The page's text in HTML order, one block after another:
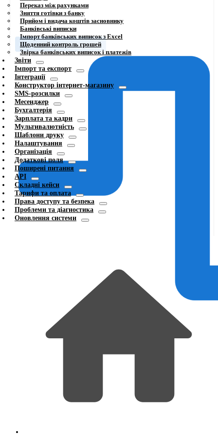
Переказ між рахунками
Зняття готівки з банку
Прийом і видача коштів засновнику
Банківські виписки
Імпорт банківських виписок з Excel
Щоденний контроль грошей
Звірка банківських виписок і платежів
Звіти
Імпорт та експорт
Інтеграції
Конструктор інтернет-магазину
SMS-розсилки
Месенджер
Бухгалтерія
Зарплата та кадри
Мультивалютність
Шаблони друку
Налаштування
Організація
Додаткові поля
Поширені питання
API
Складні кейси
Тарифи та оплата
Права доступу та безпека
Проблеми та діагностика
Оновлення системи